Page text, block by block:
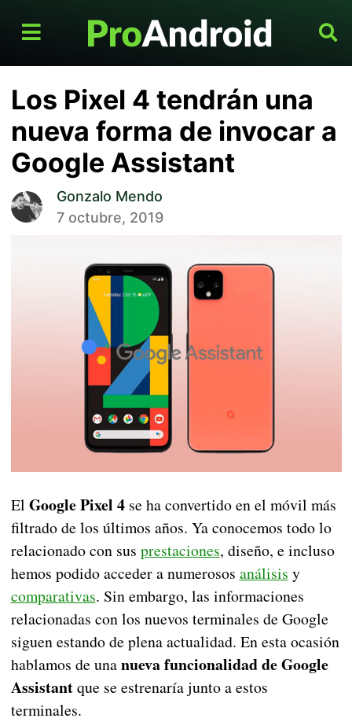
Los Pixel 4 tendrán una
nueva forma de invocar a
Google Assistant
Gonzalo Mendo
7 octubre, 2019
El Google Pixel 4se ha convertido en el móvil más
filtrado de los últimos años. Ya conocemos todo lo
relacionado con sus prestaciones, diseño, e incluso
hemos podido acceder a numerosos análisis y
comparativas. Sin embargo, las informaciones
relacionadas con los nuevos terminales de Google
siguen estando de plena actualidad. En esta ocasión
hablamos de unanueva funcionalidad de Google
Assistantque se estrenaría junto a estos
terminales.